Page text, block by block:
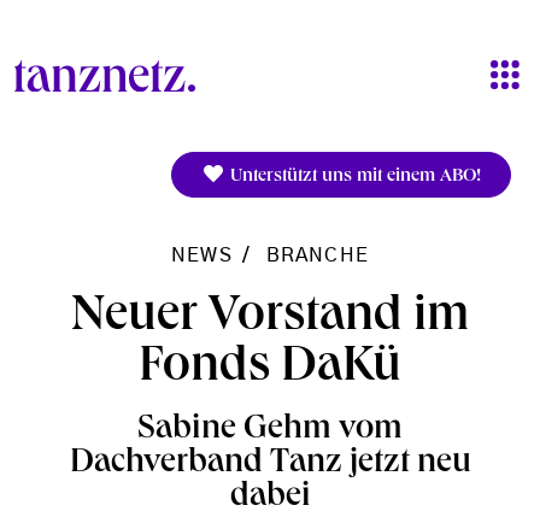
Unterstützt uns mit einem ABO!
NEWS BRANCHE
Neuer Vorstand im
Fonds DaKü
Sabine Gehm vom
Dachverband Tanz jetzt neu
dabei